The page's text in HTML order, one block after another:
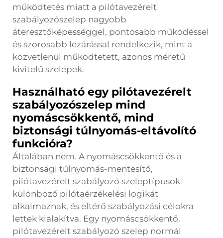
működtetés miatt a pilótavezérelt
szabályozószelep nagyobb
áteresztőképességgel, pontosabb működéssel
és szorosabb lezárással rendelkezik, mint a
közvetlenül működtetett, azonos méretű
kivitelű szelepek.
Használható egy pilótavezérelt
szabályozószelep mind
nyomáscsökkentő, mind
biztonsági túlnyomás-eltávolító
funkcióra?
Általában nem. A nyomáscsökkentő és a
biztonsági túlnyomás-mentesítő,
pilótavezérelt szabályozó szeleptípusok
különböző pilótaérzékelési logikát
alkalmaznak, és eltérő szabályozási célokra
lettek kialakítva. Egy nyomáscsökkentő,
pilótavezérelt szabályozó szelep normál